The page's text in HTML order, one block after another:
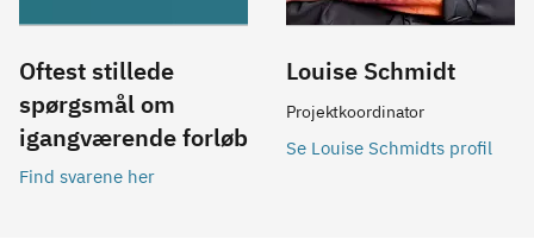
Oftest stillede
spørgsmål om
igangværende forløb
Find svarene her
Louise Schmidt
Projektkoordinator
Se Louise Schmidts profil